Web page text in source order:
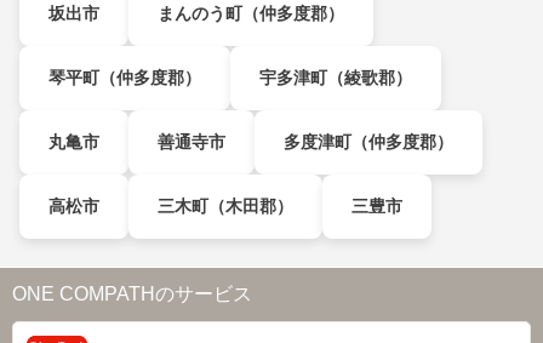
坂出市 まんのう町（仲多度郡）
琴平町（仲多度郡） 宇多津町（綾歌郡）
丸亀市 善通寺市 多度津町（仲多度郡）
高松市 三木町（木田郡） 三豊市
ONE COMPATHのサービス